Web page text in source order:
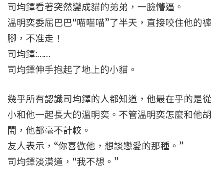
司均鐸看著突然變成貓的弟弟，一臉懵逼。
溫明奕委屈巴巴“喵喵喵”了半天，直接咬住他的褲
腳，不准走！
司均鐸:……
司均鐸伸手抱起了地上的小貓。
幾乎所有認識司均鐸的人都知道，他最在乎的是從
小和他一起長大的溫明奕。不管溫明奕怎麼和他胡
鬧，他都毫不計較。
友人表示，“你喜歡他，想談戀愛的那種。”
司均鐸淡漠道，“我不想。”